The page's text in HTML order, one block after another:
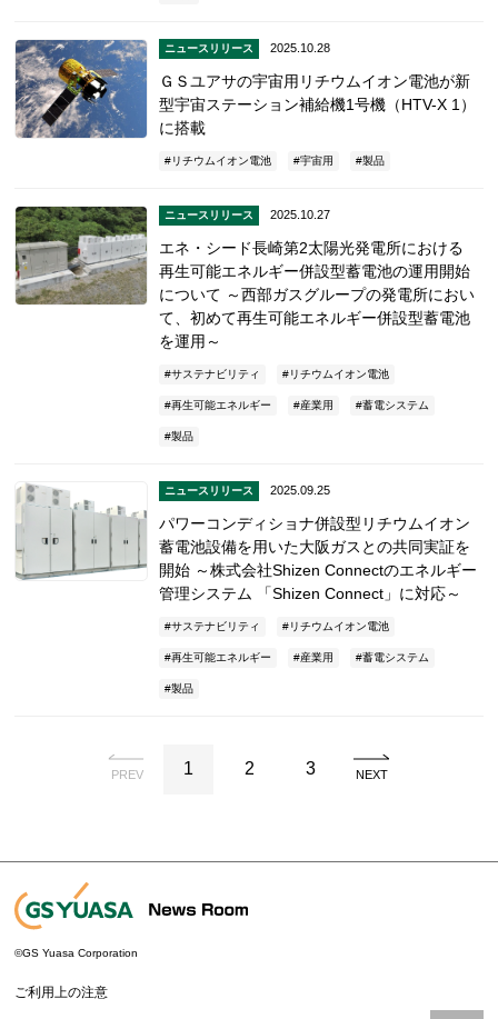
ニュースリリース 2025.10.28
ＧＳユアサの宇宙用リチウムイオン電池が新
型宇宙ステーション補給機1号機（HTV-X 1）
に搭載
リチウムイオン電池 宇宙用 製品
ニュースリリース 2025.10.27
エネ・シード長崎第2太陽光発電所における
再生可能エネルギー併設型蓄電池の運用開始
について ～西部ガスグループの発電所におい
て、初めて再生可能エネルギー併設型蓄電池
を運用～
サステナビリティ リチウムイオン電池
再生可能エネルギー 産業用 蓄電システム
製品
ニュースリリース 2025.09.25
パワーコンディショナ併設型リチウムイオン
蓄電池設備を用いた大阪ガスとの共同実証を
開始 ～株式会社Shizen Connectのエネルギー
管理システム 「Shizen Connect」に対応～
サステナビリティ リチウムイオン電池
再生可能エネルギー 産業用 蓄電システム
製品
PREV 1 2 3 NEXT
©GS Yuasa Corporation
ご利用上の注意